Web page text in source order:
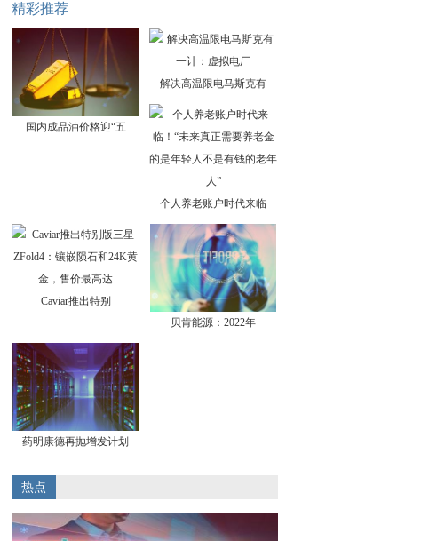
精彩推荐
国内成品油价格迎“五
解决高温限电马斯克有
个人养老账户时代来临
Caviar推出特别
贝肯能源：2022年
药明康德再抛增发计划
热点